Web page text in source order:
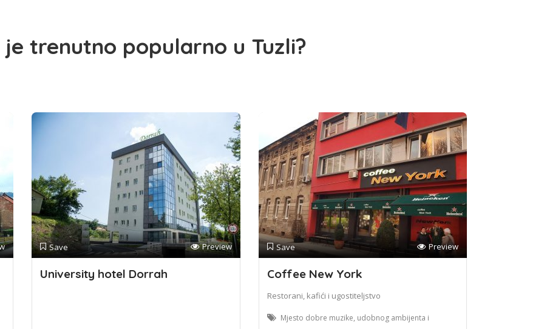
je trenutno popularno u Tuzli?
Save Preview
University hotel Dorrah
Save Preview
Coffee New York
Restorani, kafići i ugostiteljstvo
Mjesto dobre muzike, udobnog ambijenta i